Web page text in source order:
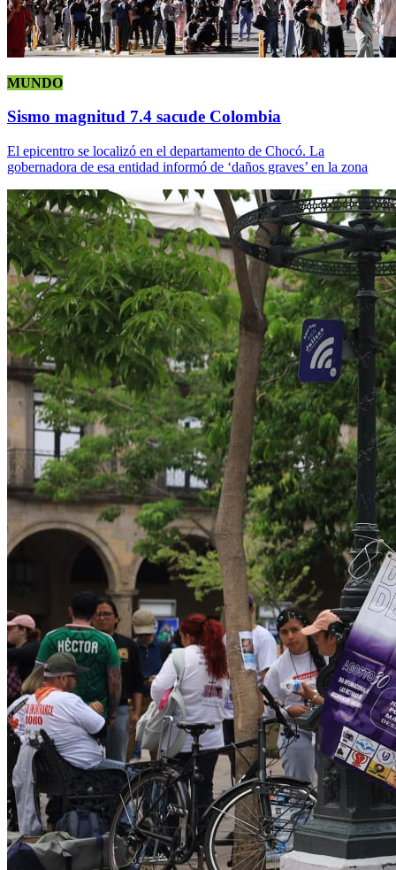
MUNDO
Sismo magnitud 7.4 sacude Colombia
El epicentro se localizó en el departamento de Chocó. La
gobernadora de esa entidad informó de ‘daños graves’ en la zona